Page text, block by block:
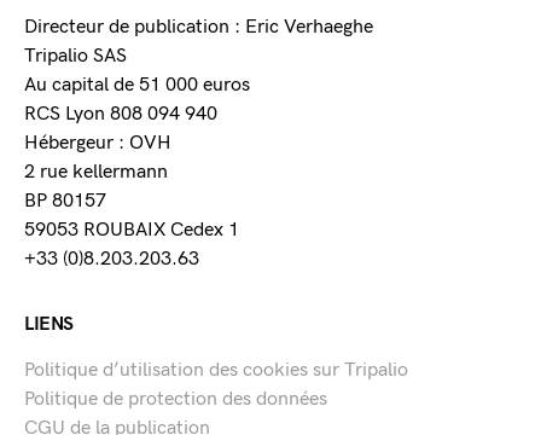
Directeur de publication : Eric Verhaeghe
Tripalio SAS
Au capital de 51 000 euros
RCS Lyon 808 094 940
Hébergeur : OVH
2 rue kellermann
BP 80157
59053 ROUBAIX Cedex 1
+33 (0)8.203.203.63
LIENS
Politique d’utilisation des cookies sur Tripalio
Politique de protection des données
CGU de la publication